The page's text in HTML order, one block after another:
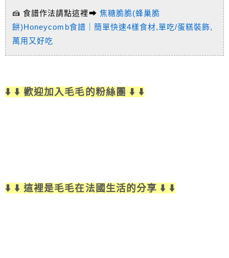
🍰 食譜作法請點這裡➡ 焦糖脆脆(蜂巢脆
餅)Honeycomb食譜｜簡單快速4樣食材,單吃/蛋糕裝飾,
萬用又好吃
⬇️ ⬇️ 歡迎加入毛毛的粉絲團 ⬇️ ⬇️
⬇️ ⬇️ 這裡是毛毛在法國生活的分享 ⬇️ ⬇️